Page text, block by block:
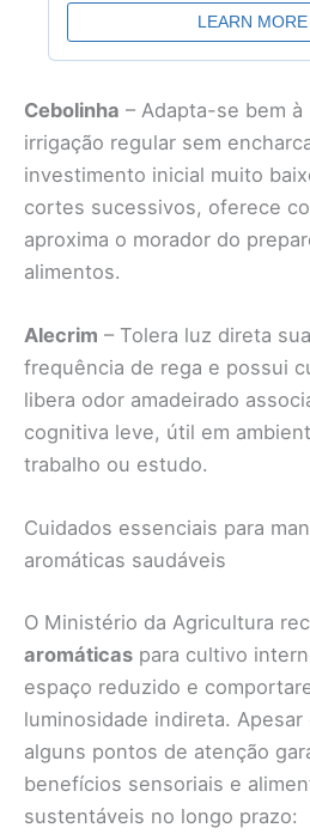
Cebolinha – Adapta-se bem
irrigação regular sem
investimento inicial muito
cortes sucessivos, oferece
aproxima o morador do
alimentos.
Alecrim – Tolera luz direta
frequência de rega e possui
libera odor amadeirado
cognitiva leve, útil em
trabalho ou estudo.
Cuidados essenciais para
aromáticas saudáveis
O Ministério da Agricultura
aromáticas para cultivo
espaço reduzido e
luminosidade indireta.
alguns pontos de atenção
benefícios sensoriais e
sustentáveis no longo prazo: